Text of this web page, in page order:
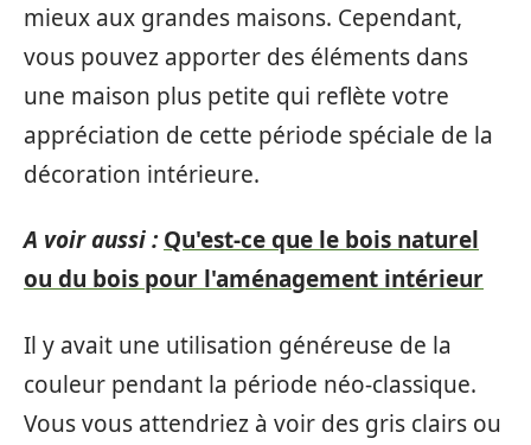
mieux aux grandes maisons. Cependant,
vous pouvez apporter des éléments dans
une maison plus petite qui reflète votre
appréciation de cette période spéciale de la
décoration intérieure.
A voir aussi : Qu'est-ce que le bois naturel
ou du bois pour l'aménagement intérieur
Il y avait une utilisation généreuse de la
couleur pendant la période néo-classique.
Vous vous attendriez à voir des gris clairs ou